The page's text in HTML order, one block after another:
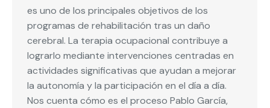
es uno de los principales objetivos de los
programas de rehabilitación tras un daño
cerebral. La terapia ocupacional contribuye a
lograrlo mediante intervenciones centradas en
actividades significativas que ayudan a mejorar
la autonomía y la participación en el día a día.
Nos cuenta cómo es el proceso Pablo García,